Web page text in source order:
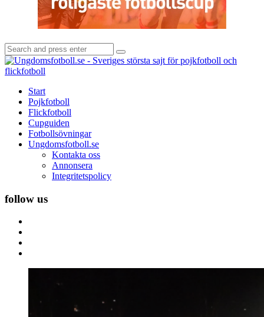
Search
for:
Search
Start
Pojkfotboll
Flickfotboll
Cupguiden
Fotbollsövningar
Ungdomsfotboll.se
Kontakta oss
Annonsera
Integritetspolicy
follow us